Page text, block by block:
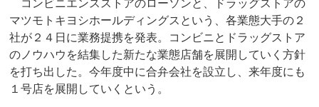
コンビニエンスストアのローソンと、ドラッグストアの
マツモトキヨシホールディングスという、各業態大手の２
社が２４日に業務提携を発表。コンビニとドラッグストア
のノウハウを結集した新たな業態店舗を展開していく方針
を打ち出した。今年度中に合弁会社を設立し、来年度にも
１号店を展開していくという。